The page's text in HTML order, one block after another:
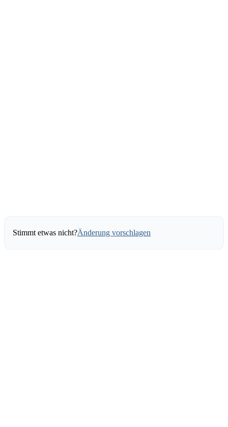
Stimmt etwas nicht?Änderung vorschlagen